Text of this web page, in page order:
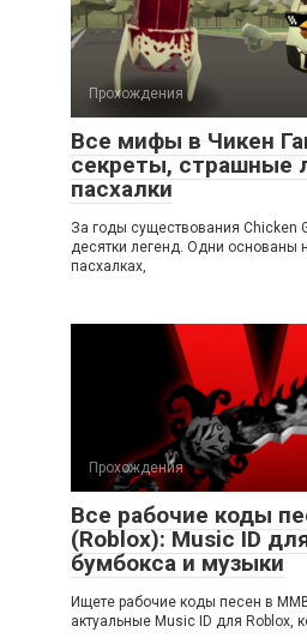
Прохождения
Все мифы в Чикен
секреты, страшные
пасхалки
За годы существования Chicken
десятки легенд. Одни основаны
пасхалках,
Прохождения
Все рабочие коды
(Roblox): Music ID
бумбокса и музыки
Ищете рабочие коды песен в
актуальные Music ID для Roblox,